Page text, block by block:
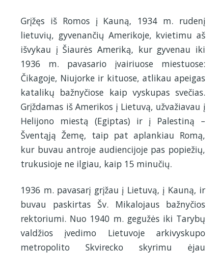
Grįžęs iš Romos į Kauną, 1934 m. rudenį
lietuvių, gyvenančių Amerikoje, kvietimu aš
išvykau į Šiaurės Ameriką, kur gyvenau iki
1936 m. pavasario įvairiuose miestuose:
Čikagoje, Niujorke ir kituose, atlikau apeigas
katalikų bažnyčiose kaip vyskupas svečias.
Grįždamas iš Amerikos į Lietuvą, užvažiavau į
Helijono miestą (Egiptas) ir į Palestiną –
Šventąją Žemę, taip pat aplankiau Romą,
kur buvau antroje audiencijoje pas popiežių,
trukusioje ne ilgiau, kaip 15 minučių.
1936 m. pavasarį grįžau į Lietuvą, į Kauną, ir
buvau paskirtas Šv. Mikalojaus bažnyčios
rektoriumi. Nuo 1940 m. gegužės iki Tarybų
valdžios įvedimo Lietuvoje arkivyskupo
metropolito Skvirecko skyrimu ėjau